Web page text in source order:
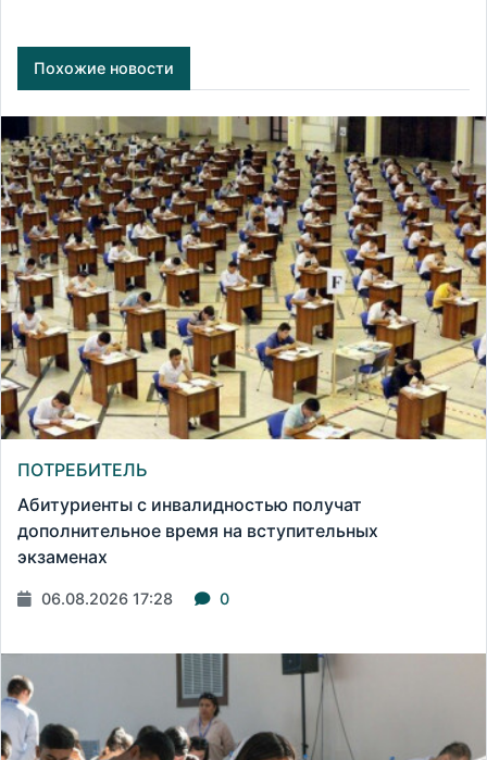
Похожие новости
ПОТРЕБИТЕЛЬ
Абитуриенты с инвалидностью получат
дополнительное время на вступительных
экзаменах
06.08.2026 17:28 0